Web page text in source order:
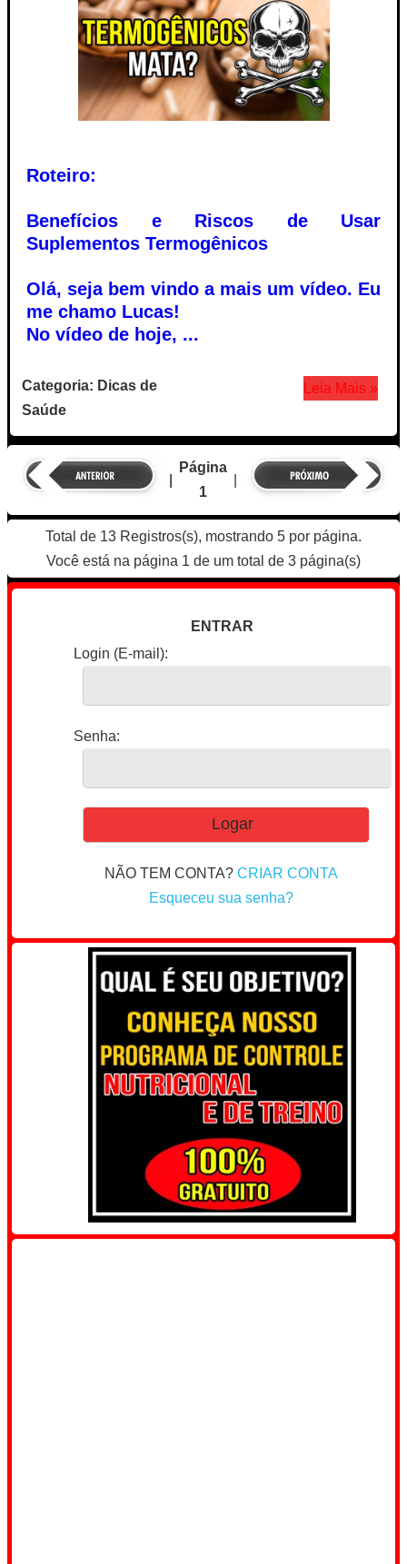
Roteiro:
Benefícios e Riscos de Usar
Suplementos Termogênicos
Olá, seja bem vindo a mais um vídeo. Eu
me chamo Lucas!
No vídeo de hoje, ...
Categoria: Dicas de
Saúde
Leia Mais »
Página
1
Total de 13 Registros(s), mostrando 5 por página.
Você está na página 1 de um total de 3 página(s)
ENTRAR
Login (E-mail):
Senha:
NÃO TEM CONTA?CRIAR CONTA
Esqueceu sua senha?